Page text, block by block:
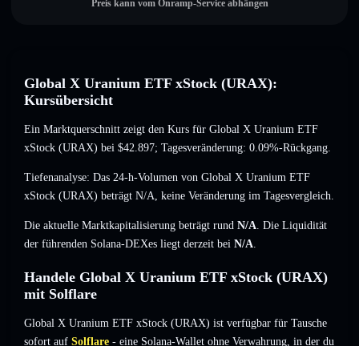
Preis kann vom Onramp-Service abhängen
Global X Uranium ETF xStock (URAX):
Kursübersicht
Ein Marktquerschnitt zeigt den Kurs für Global X Uranium ETF
xStock (URAX) bei $42.897; Tagesveränderung: 0.09%-Rückgang.
Tiefenanalyse: Das 24-h-Volumen von Global X Uranium ETF
xStock (URAX) beträgt N/A, keine Veränderung im Tagesvergleich.
Die aktuelle Marktkapitalisierung beträgt rund N/A. Die Liquidität
der führenden Solana-DEXes liegt derzeit bei N/A.
Handele Global X Uranium ETF xStock (URAX)
mit Solflare
Global X Uranium ETF xStock (URAX) ist verfügbar für Tausche
sofort auf Solflare - eine Solana-Wallet ohne Verwahrung, in der du